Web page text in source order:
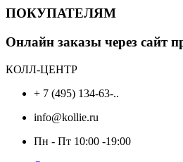
ПОКУПАТЕЛЯМ
Онлайн заказы через сайт
КОЛЛ-ЦЕНТР
+ 7 (495) 134-63-..
info@kollie.ru
Пн - Пт 10:00 -19:00